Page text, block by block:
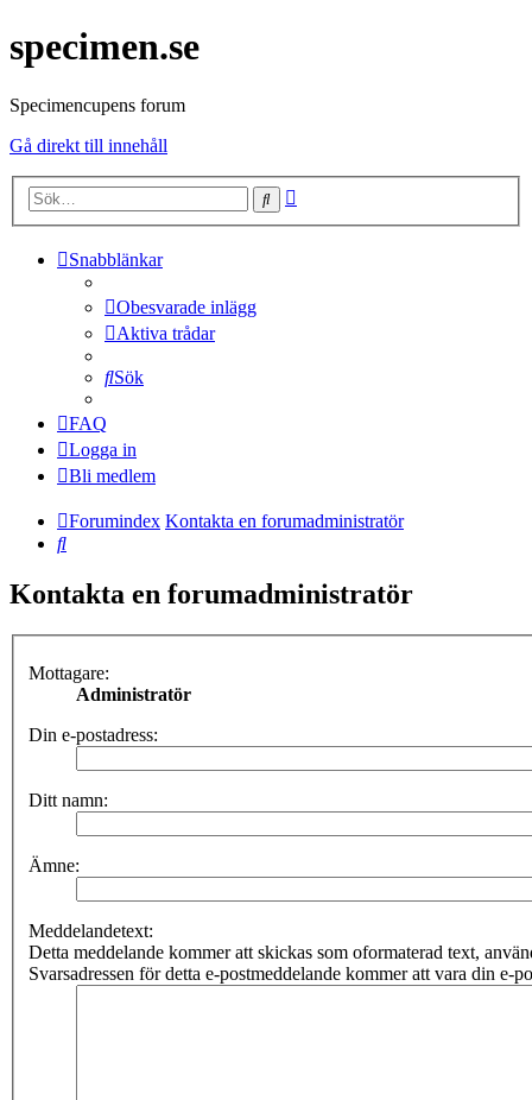
specimen.se
Specimencupens forum
Gå direkt till innehåll
Sök
Snabblänkar
Obesvarade inlägg
Aktiva trådar
Sök
FAQ
Logga in
Bli medlem
Forumindex Kontakta en forumadministratör
Sök
Kontakta en forumadministratör
Mottagare:
Administratör
Din e-postadress:
Ditt namn:
Ämne:
Meddelandetext:
Detta meddelande kommer att skickas som oformaterad text,
Svarsadressen för detta e-postmeddelande kommer att vara din e-